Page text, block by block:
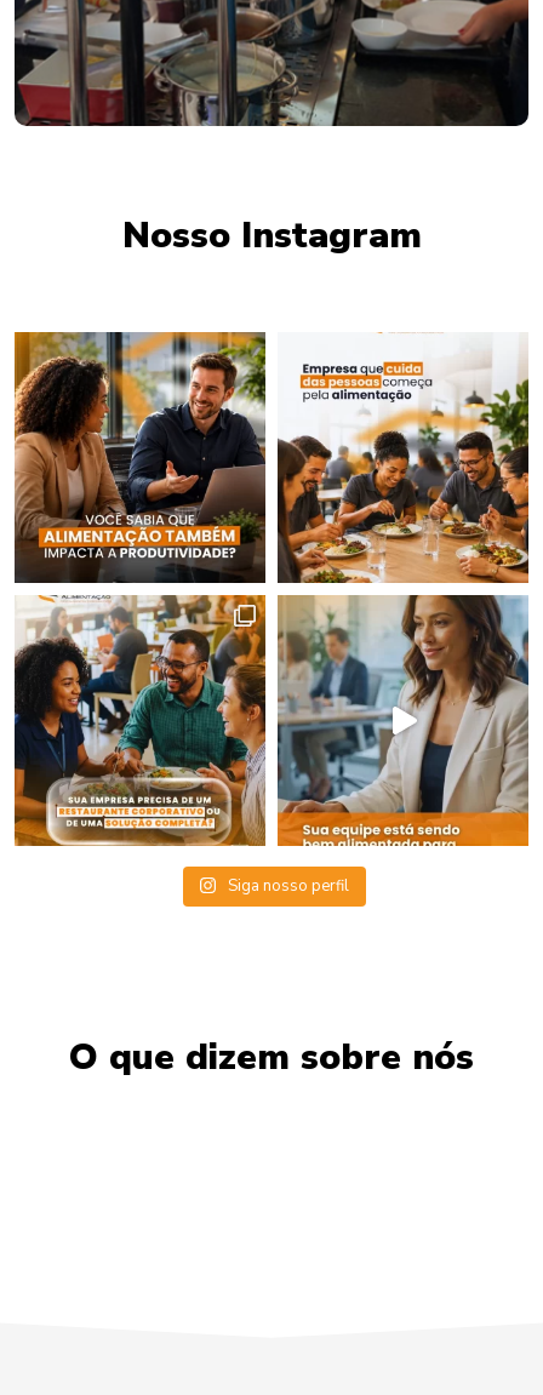
Nosso Instagram
Siga nosso perfil
O que dizem sobre nós